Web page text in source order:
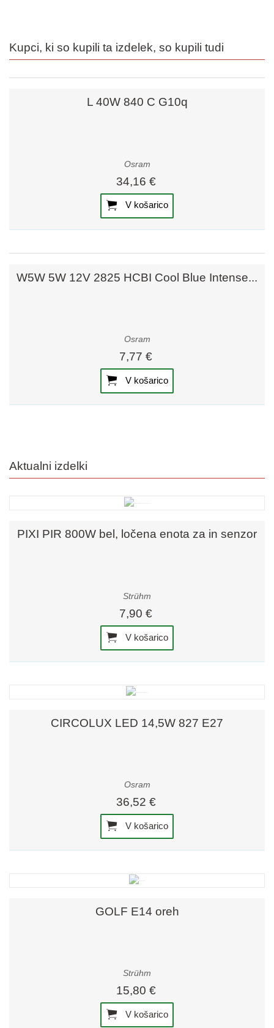
Kupci, ki so kupili ta izdelek, so kupili tudi
L 40W 840 C G10q
Osram
34,16 €
V košarico
W5W 5W 12V 2825 HCBI Cool Blue Intense...
Osram
7,77 €
V košarico
Aktualni izdelki
PIXI PIR 800W bel, ločena enota za in senzor
Strühm
7,90 €
V košarico
CIRCOLUX LED 14,5W 827 E27
Osram
36,52 €
V košarico
GOLF E14 oreh
Strühm
15,80 €
V košarico